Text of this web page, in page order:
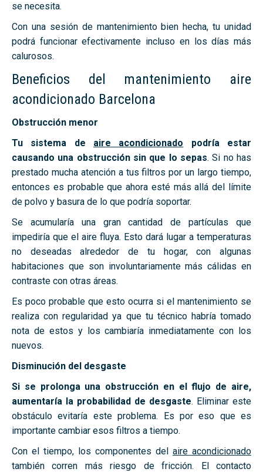
se necesita.
Con una sesión de mantenimiento bien hecha, tu unidad
podrá funcionar efectivamente incluso en los días más
calurosos.
Beneficios del mantenimiento aire
acondicionado Barcelona
Obstrucción menor
Tu sistema de aire acondicionado podría estar
causando una obstrucción sin que lo sepas. Si no has
prestado mucha atención a tus filtros por un largo tiempo,
entonces es probable que ahora esté más allá del límite
de polvo y basura de lo que podría soportar.
Se acumularía una gran cantidad de partículas que
impediría que el aire fluya. Esto dará lugar a temperaturas
no deseadas alrededor de tu hogar, con algunas
habitaciones que son involuntariamente más cálidas en
contraste con otras áreas.
Es poco probable que esto ocurra si el mantenimiento se
realiza con regularidad ya que tu técnico habría tomado
nota de estos y los cambiaría inmediatamente con los
nuevos.
Disminución del desgaste
Si se prolonga una obstrucción en el flujo de aire,
aumentaría la probabilidad de desgaste. Eliminar este
obstáculo evitaría este problema. Es por eso que es
importante cambiar esos filtros a tiempo.
Con el tiempo, los componentes del aire acondicionado
también corren más riesgo de fricción. El contacto